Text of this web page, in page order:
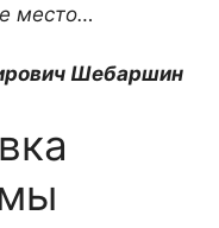
место…
Шебаршин